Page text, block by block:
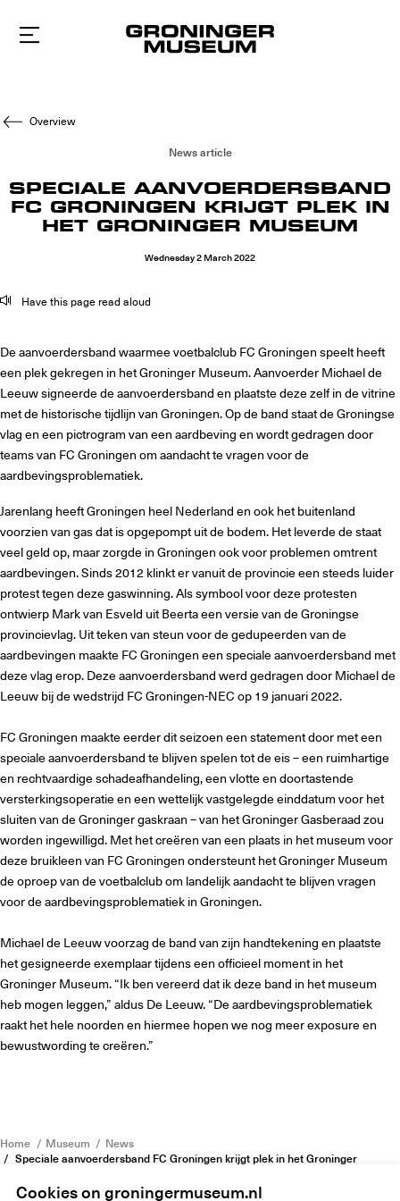
Cookies on groningermuseum.nl
To
main
Overview
News article
SPECIALE AANVOERDERSBAND
FC GRONINGEN KRIJGT PLEK IN
HET GRONINGER MUSEUM
Wednesday2 March2022
Have this page read aloud
De aanvoerdersband waarmee voetbalclub FC Groningen speelt heeft
een plek gekregen in het Groninger Museum. Aanvoerder Michael de
Leeuw signeerde de aanvoerdersband en plaatste deze zelf in de vitrine
met de historische tijdlijn van Groningen. Op de band staat de Groningse
vlag en een pictrogram van een aardbeving en wordt gedragen door
teams van FC Groningen om aandacht te vragen voor de
aardbevingsproblematiek.
Jarenlang heeft Groningen heel Nederland en ook het buitenland
voorzien van gas dat is opgepompt uit de bodem. Het leverde de staat
veel geld op, maar zorgde in Groningen ook voor problemen omtrent
aardbevingen. Sinds 2012 klinkt er vanuit de provincie een steeds luider
protest tegen deze gaswinning. Als symbool voor deze protesten
ontwierp Mark van Esveld uit Beerta een versie van de Groningse
provincievlag. Uit teken van steun voor de gedupeerden van de
aardbevingen maakte FC Groningen een speciale aanvoerdersband met
deze vlag erop. Deze aanvoerdersband werd gedragen door Michael de
Leeuw bij de wedstrijd FC Groningen-NEC op 19 januari 2022.
FC Groningen maakte eerder dit seizoen een statement door met een
speciale aanvoerdersband te blijven spelen tot de eis – een ruimhartige
en rechtvaardige schadeafhandeling, een vlotte en doortastende
versterkingsoperatie en een wettelijk vastgelegde einddatum voor het
sluiten van de Groninger gaskraan – van het Groninger Gasberaad zou
worden ingewilligd. Met het creëren van een plaats in het museum voor
deze bruikleen van FC Groningen ondersteunt het Groninger Museum
de oproep van de voetbalclub om landelijk aandacht te blijven vragen
voor de aardbevingsproblematiek in Groningen.
Michael de Leeuw voorzag de band van zijn handtekening en plaatste
het gesigneerde exemplaar tijdens een officieel moment in het
Groninger Museum. “Ik ben vereerd dat ik deze band in het museum
heb mogen leggen,” aldus De Leeuw. “De aardbevingsproblematiek
raakt het hele noorden en hiermee hopen we nog meer exposure en
bewustwording te creëren.”
Home Museum
News
Speciale aanvoerdersband FC Groningen krijgt plek in het Groninger